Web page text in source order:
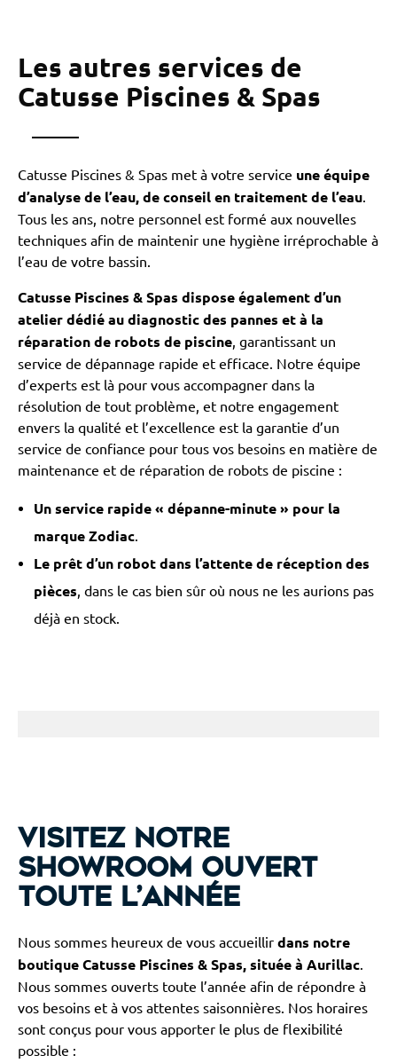
Les autres services de
Catusse Piscines & Spas
Catusse Piscines & Spas met à votre service une équipe
d’analyse de l’eau, de conseil en traitement de l’eau.
Tous les ans, notre personnel est formé aux nouvelles
techniques afin de maintenir une hygiène irréprochable à
l’eau de votre bassin.
Catusse Piscines & Spas dispose également d’un
atelier dédié au diagnostic des pannes et à la
réparation de robots de piscine, garantissant un
service de dépannage rapide et efficace. Notre équipe
d’experts est là pour vous accompagner dans la
résolution de tout problème, et notre engagement
envers la qualité et l’excellence est la garantie d’un
service de confiance pour tous vos besoins en matière de
maintenance et de réparation de robots de piscine :
Un service rapide « dépanne-minute » pour la
marque Zodiac.
Le prêt d’un robot dans l’attente de réception des
pièces, dans le cas bien sûr où nous ne les aurions pas
déjà en stock.
Visitez notre
showroom ouvert
toute l’année
Nous sommes heureux de vous accueillir dans notre
boutique Catusse Piscines & Spas, située à Aurillac.
Nous sommes ouverts toute l’année afin de répondre à
vos besoins et à vos attentes saisonnières. Nos horaires
sont conçus pour vous apporter le plus de flexibilité
possible :